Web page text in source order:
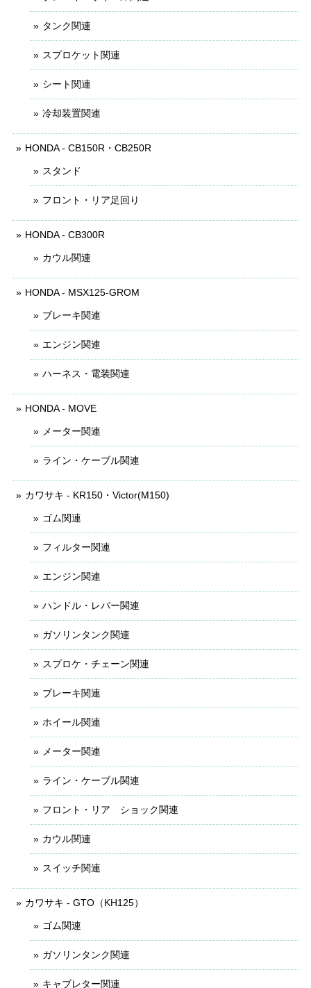
タンク関連
スプロケット関連
シート関連
冷却装置関連
HONDA - CB150R・CB250R
スタンド
フロント・リア足回り
HONDA - CB300R
カウル関連
HONDA - MSX125-GROM
ブレーキ関連
エンジン関連
ハーネス・電装関連
HONDA - MOVE
メーター関連
ライン・ケーブル関連
カワサキ - KR150・Victor(M150)
ゴム関連
フィルター関連
エンジン関連
ハンドル・レバー関連
ガソリンタンク関連
スプロケ・チェーン関連
ブレーキ関連
ホイール関連
メーター関連
ライン・ケーブル関連
フロント・リア ショック関連
カウル関連
スイッチ関連
カワサキ - GTO（KH125）
ゴム関連
ガソリンタンク関連
キャブレター関連